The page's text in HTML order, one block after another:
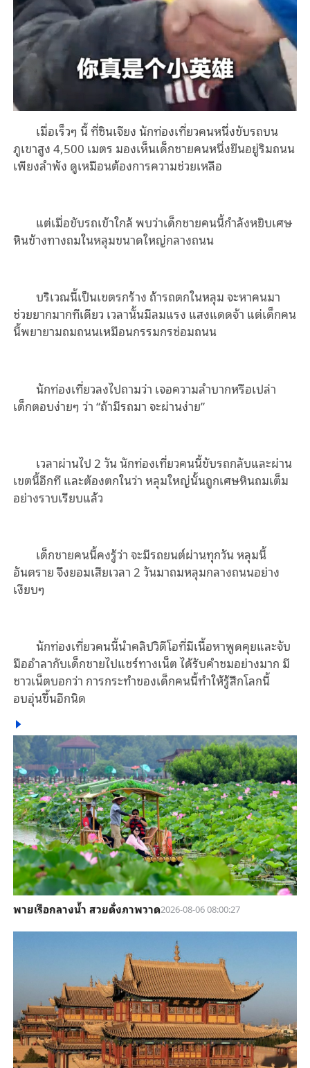
เมื่อเร็วๆ นี้ ที่ซินเจียง นักท่องเที่ยวคนหนึ่งขับรถบน
ภูเขาสูง 4,500 เมตร มองเห็นเด็กชายคนหนึ่งยืนอยู่ริมถนน
เพียงลำพัง ดูเหมือนต้องการความช่วยเหลือ
แต่เมื่อขับรถเข้าใกล้ พบว่าเด็กชายคนนี้กำลังหยิบเศษ
หินข้างทางถมในหลุมขนาดใหญ่กลางถนน
บริเวณนี้เป็นเขตรกร้าง ถ้ารถตกในหลุม จะหาคนมา
ช่วยยากมากทีเดียว เวลานั้นมีลมแรง แสงแดดจ้า แต่เด็กคน
นี้พยายามถมถนนเหมือนกรรมกรซ่อมถนน
นักท่องเที่ยวลงไปถามว่า เจอความลำบากหรือเปล่า
เด็กตอบง่ายๆ ว่า “ถ้ามีรถมา จะผ่านง่าย”
เวลาผ่านไป 2 วัน นักท่องเที่ยวคนนี้ขับรถกลับและผ่าน
เขตนี้อีกที และต้องตกในว่า หลุมใหญ่นั้นถูกเศษหินถมเต็ม
อย่างราบเรียบแล้ว
เด็กชายคนนี้คงรู้ว่า จะมีรถยนต์ผ่านทุกวัน หลุมนี้
อันตราย จึงยอมเสียเวลา 2 วันมาถมหลุมกลางถนนอย่าง
เงียบๆ
นักท่องเที่ยวคนนี้นำคลิปวิดีโอที่มีเนื้อหาพูดคุยและจับ
มืออำลากับเด็กชายไปแชร์ทางเน็ต ได้รับคำชมอย่างมาก มี
ชาวเน็ตบอกว่า การกระทำของเด็กคนนี้ทำให้รู้สึกโลกนี้
อบอุ่นขึ้นอีกนิด
พายเรือกลางน้ำ สวยดั่งภาพวาด2026-08-06 08:00:27